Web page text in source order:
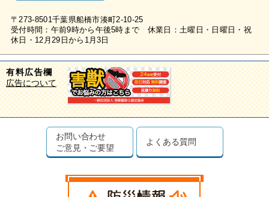
〒273-8501千葉県船橋市湊町2-10-25
受付時間：午前9時から午後5時まで 休業日：土曜日・日曜日・祝
休日・12月29日から1月3日
有料広告欄
広告について
お問い合わせ
ご意見・ご要望
よくある質問